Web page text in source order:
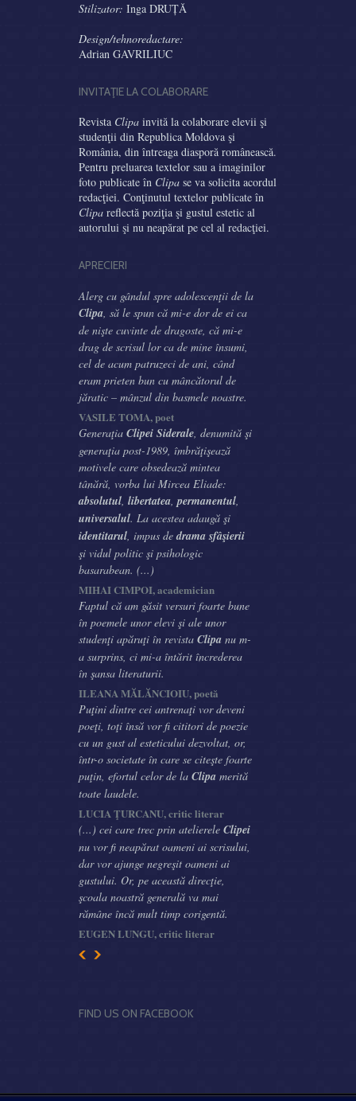
Stilizator: Inga DRUȚĂ
Design/tehnoredactare:
Adrian GAVRILIUC
INVITAŢIE LA COLABORARE
Revista Clipa invită la colaborare elevii şi
studenţii din Republica Moldova şi
România, din întreaga diasporă românească.
Pentru preluarea textelor sau a imaginilor
foto publicate în Clipa se va solicita acordul
redacţiei. Conţinutul textelor publicate în
Clipa reflectă poziţia şi gustul estetic al
autorului şi nu neapărat pe cel al redacţiei.
APRECIERI
Alerg cu gândul spre adolescenţii de la
Clipa, să le spun că mi-e dor de ei ca
de nişte cuvinte de dragoste, că mi-e
drag de scrisul lor ca de mine însumi,
cel de acum patruzeci de ani, când
eram prieten bun cu mâncătorul de
jăratic – mânzul din basmele noastre.
VASILE TOMA, poet
Generaţia Clipei Siderale, denumită şi
generaţia post-1989, îmbrăţişează
motivele care obsedează mintea
tânără, vorba lui Mircea Eliade:
absolutul, libertatea,permanentul,
universalul. La acestea adaugă şi
identitarul, impus dedrama sfâşierii
şi vidul politic şi psihologic
basarabean. (...)
MIHAI CIMPOI, academician
Faptul că am găsit versuri foarte bune
în poemele unor elevi şi ale unor
studenţi apăruţi în revista Clipa nu m-
a surprins, ci mi-a întărit încrederea
în şansa literaturii.
ILEANA MĂLĂNCIOIU, poetă
Puţini dintre cei antrenaţi vor deveni
poeţi, toţi însă vor fi cititori de poezie
cu un gust al esteticului dezvoltat, or,
într-o societate în care se citeşte foarte
puţin, efortul celor de la Clipa merită
toate laudele.
LUCIA ŢURCANU, critic literar
(...) cei care trec prin atelierele Clipei
nu vor fi neapărat oameni ai scrisului,
dar vor ajunge negreşit oameni ai
gustului. Or, pe această direcţie,
şcoala noastră generală va mai
rămâne încă mult timp corigentă.
EUGEN LUNGU, critic literar
FIND US ON FACEBOOK